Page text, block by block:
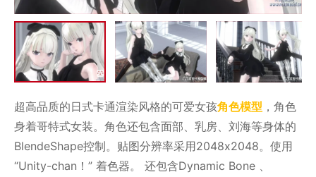
超高品质的日式卡通渲染风格的可爱女孩角色模型 ，角色
身着哥特式女装。角色还包含面部、乳房、刘海等身体的
BlendeShape控制。贴图分辨率采用2048x2048。使用
“Unity-chan！” 着色器。 还包含Dynamic Bone 、